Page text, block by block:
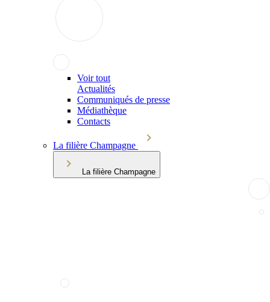
Voir tout
Actualités
Communiqués de presse
Médiathèque
Contacts
La filière Champagne
La filière Champagne